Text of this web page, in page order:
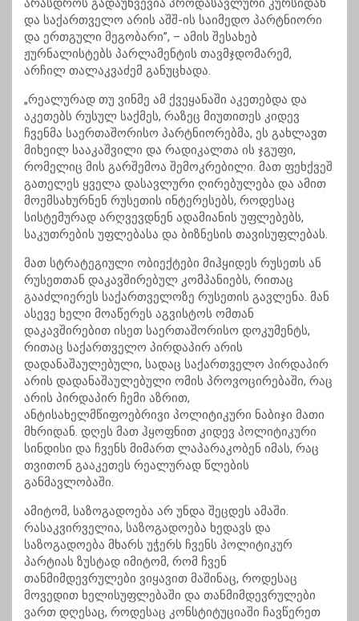
არასდროს გადაუხვევია პროდასავლური კურსიდან
და საქართველო არის აშშ-ის საიმედო პარტნიორი
და ერთგული მეგობარი”, – ამის შესახებ
ჟურნალისტებს პარლამენტის თავმჯდომარემ,
არჩილ თალაკვაძემ განუცხადა.
„რეალურად თუ ვინმე ამ ქვეყანაში აკეთებდა და
აკეთებს რუსულ საქმეს, რაზეც მიუთითეს კიდევ
ჩვენმა საერთაშორისო პარტნიორებმა, ეს გახლავთ
მიხეილ სააკაშვილი და რადიკალთა ის ჯგუფი,
რომელიც მის გარშემოა შემოკრებილი. მათ ფეხქვეშ
გათელეს ყველა დასავლური ღირებულება და ამით
მოემსახურნენ რუსეთის ინტერესებს, როდესაც
სისტემურად არღვევდნენ ადამიანის უფლებებს,
საკუთრების უფლებასა და ბიზნესის თავისუფლებას.
მათ სტრატეგიული ობიექტები მიჰყიდეს რუსეთს ან
რუსეთთან დაკავშირებულ კომპანიებს, რითაც
გააძლიერეს საქართველოზე რუსეთის გავლენა. მან
ასევე ხელი მოაწერეს აგვისტოს ომთან
დაკავშირებით ისეთ საერთაშორისო დოკუმენტს,
რითაც საქართველო პირდაპირ არის
დადანაშაულებული, სადაც საქართველო პირდაპირ
არის დადანაშაულებული ომის პროვოცირებაში, რაც
არის პირდაპირ ჩემი აზრით,
ანტისახელმწიფოებრივი პოლიტიკური ნაბიჯი მათი
მხრიდან. დღეს მათ ჰყოფნით კიდევ პოლიტიკური
სინდისი და ჩვენს მიმართ ლაპარაკობენ იმას, რაც
თვითონ გააკეთეს რეალურად წლების
განმავლობაში.
ამიტომ, საზოგადოება არ უნდა შეცდეს ამაში.
რასაკვირველია, საზოგადოება ხედავს და
საზოგადოება მხარს უჭერს ჩვენს პოლიტიკურ
პარტიას ზუსტად იმიტომ, რომ ჩვენ
თანმიმდევრულები ვიყავით მაშინაც, როდესაც
მოვედით ხელისუფლებაში და თანმიმდევრულები
ვართ დღესაც, როდესაც კონსტიტუციაში ჩავწერეთ